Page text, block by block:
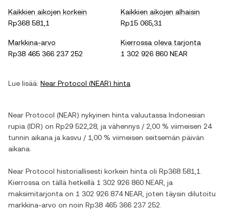
Kaikkien aikojen korkein
Rp368 581,1
Kaikkien aikojen alhaisin
Rp15 065,31
Markkina-arvo
Rp38 465 366 237 252
Kierrossa oleva tarjonta
1 302 926 860 NEAR
Lue lisää: Near Protocol (NEAR) hinta
Near Protocol (NEAR) nykyinen hinta valuutassa Indonesian
rupia (IDR) on Rp29 522,28 , ja vähennys / 2,00 % viimeisen 24
tunnin aikana ja kasvu / 1,00 % viimeisen seitsemän päivän
aikana.
Near Protocol historiallisesti korkein hinta oli Rp368 581,1
Kierrossa on tällä hetkellä 1 302 926 860 NEAR , ja
maksimitarjonta on 1 302 926 874 NEAR , joten täysin dilutoitu
markkina-arvo on noin Rp38 465 366 237 252